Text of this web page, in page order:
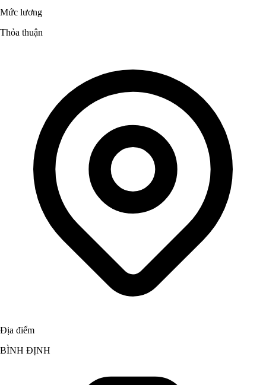
Mức lương
Thỏa thuận
Địa điểm
BÌNH ĐỊNH